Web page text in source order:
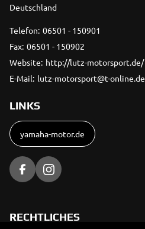
Deutschland
Telefon: 06501 - 150901
Fax: 06501 - 150902
Website: http://lutz-motorsport.de/
E-Mail: lutz-motorsport@t-online.de
LINKS
yamaha-motor.de
RECHTLICHES